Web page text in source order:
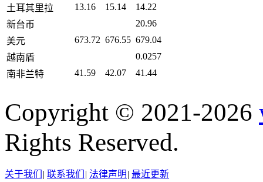
土耳其里拉
13.16 15.14
14.22
新台币
20.96
美元
673.72 676.55 679.04
越南盾
0.0257
南非兰特
41.59 42.07 41.44
Copyright © 2021-2026
Rights Reserved.
关于我们 | 联系我们 | 法律声明 | 最近更新